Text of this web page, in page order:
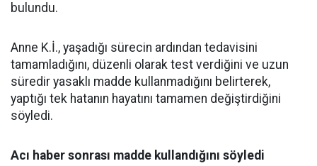
bulundu.
Anne K.İ., yaşadığı sürecin ardından tedavisini
tamamladığını, düzenli olarak test verdiğini ve uzun
süredir yasaklı madde kullanmadığını belirterek,
yaptığı tek hatanın hayatını tamamen değiştirdiğini
söyledi.
Acı haber sonrası madde kullandığını söyledi